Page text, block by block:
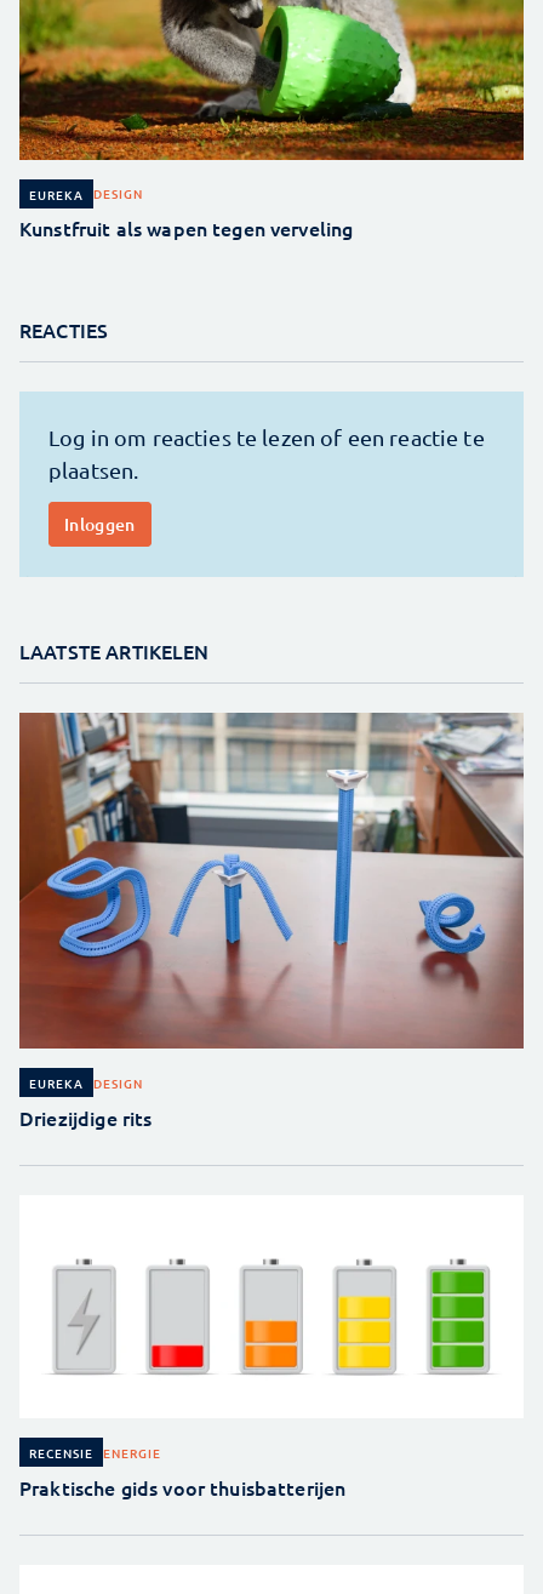
EUREKA DESIGN
Kunstfruit als wapen tegen verveling
REACTIES
LAATSTE ARTIKELEN
EUREKA DESIGN
Driezijdige rits
RECENSIE ENERGIE
Praktische gids voor thuisbatterijen